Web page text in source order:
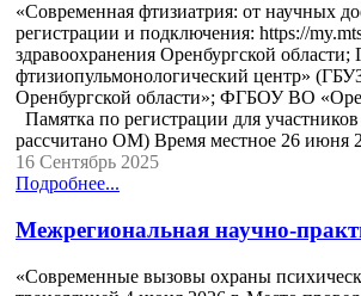
«Современная фтизиатрия: от научных
регистрации и подключения: https://
здравоохранения Оренбургской
фтизиопульмонологический центр»
Оренбургской области»; ФГБОУ ВО
Памятка по регистрации для
рассчитано ОМ) Время местное 26 июня
16 Сентябрь 2025
Подробнее...
Межрегиональная научно-
«Современные вызовы охраны